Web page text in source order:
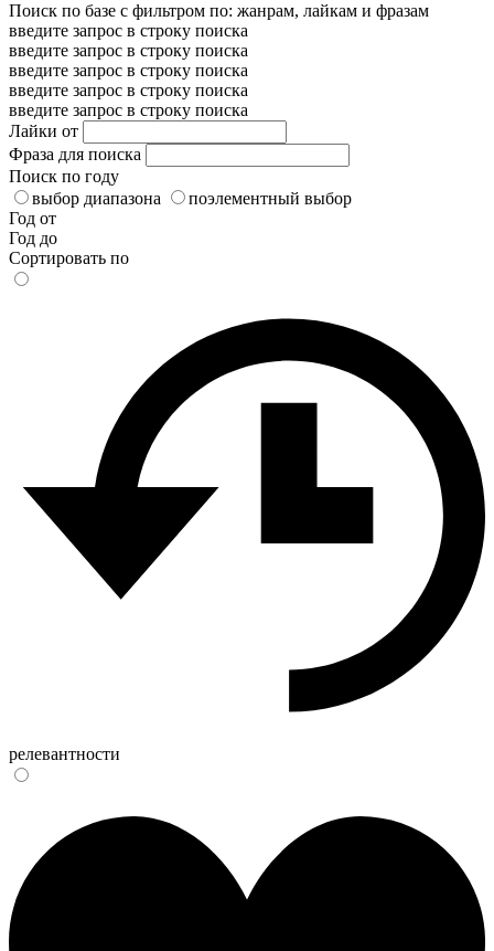
Поиск по базе с фильтром по: жанрам, лайкам и фразам
введите запрос в строку поиска
введите запрос в строку поиска
введите запрос в строку поиска
введите запрос в строку поиска
введите запрос в строку поиска
Лайки от
Фраза для поиска
Поиск по году
выбор диапазона
поэлементный выбор
Год от
Год до
Сортировать по
релевантности